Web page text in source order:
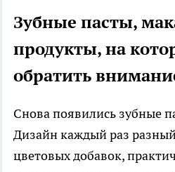
Зубные пасты,
продукты, на
обратить
Снова появились зубные
Дизайн каждый раз
цветовых добавок,